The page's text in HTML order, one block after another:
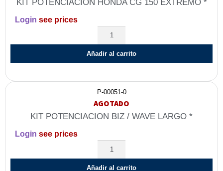
KIT POTENCIACION HONDA CG 150 EXTREMO *
Login see prices
Añadir al carrito
P-00051-0
AGOTADO
KIT POTENCIACION BIZ / WAVE LARGO *
Login see prices
Añadir al carrito